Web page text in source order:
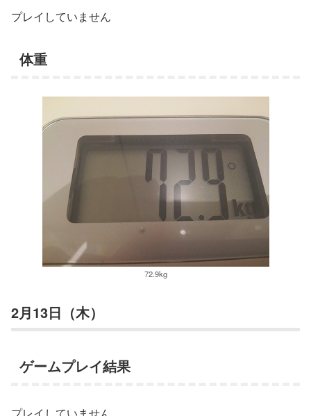
プレイしていません
体重
72.9kg
2月13日（木）
ゲームプレイ結果